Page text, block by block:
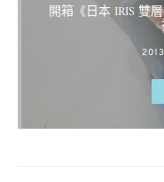
開箱《日本 IRIS 雙